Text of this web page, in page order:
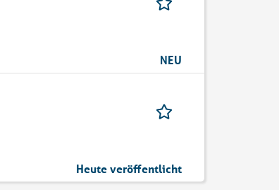
NEU
Heute veröffentlicht